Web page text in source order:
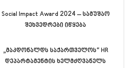
Social Impact Award 2024 – სამუშაო
შეხვედრები იწყება
„მაკდონალდს საქართველოს“ HR
დეპარტამენტის ხელმძღვანელს